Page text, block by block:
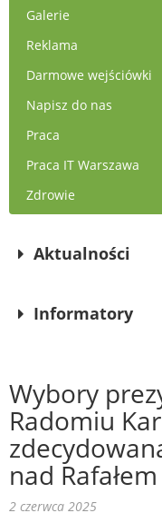
Galerie
Reklama
Darmowe wejściówki
Napisz do nas
Praca
Praca IT Warszawa
Zdrowie
Aktualności
Informatory
Wybory
Radomiu
nad
2 czerwca 2025